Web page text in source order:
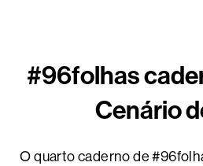
#96folhas
Cenário
O quarto caderno de